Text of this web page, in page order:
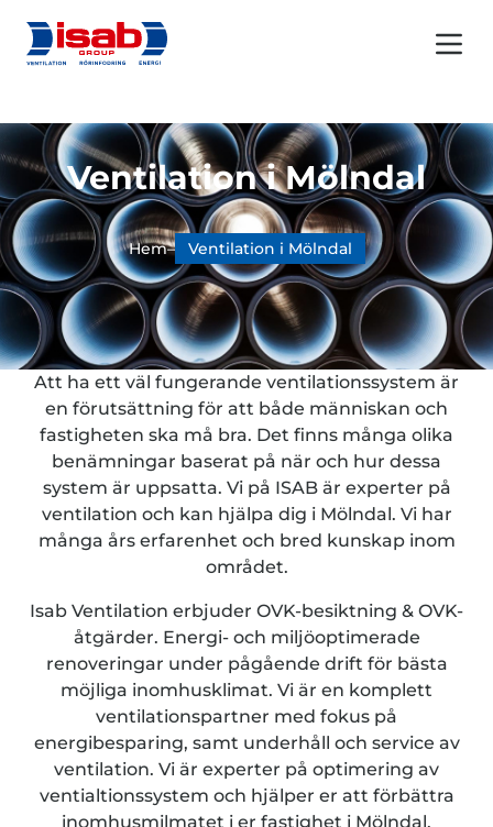
Ventilation i Mölndal
Hem– Ventilation i Mölndal
Att ha ett väl fungerande ventilationssystem är
en förutsättning för att både människan och
fastigheten ska må bra. Det finns många olika
benämningar baserat på när och hur dessa
system är uppsatta. Vi på ISAB är experter på
ventilation och kan hjälpa dig i Mölndal. Vi har
många års erfarenhet och bred kunskap inom
området.
Isab Ventilation erbjuder OVK-besiktning & OVK-
åtgärder. Energi- och miljöoptimerade
renoveringar under pågående drift för bästa
möjliga inomhusklimat. Vi är en komplett
ventilationspartner med fokus på
energibesparing, samt underhåll och service av
ventilation. Vi är experter på optimering av
ventialtionssystem och hjälper er att förbättra
inomhusmilmatet i er fastighet i Mölndal.